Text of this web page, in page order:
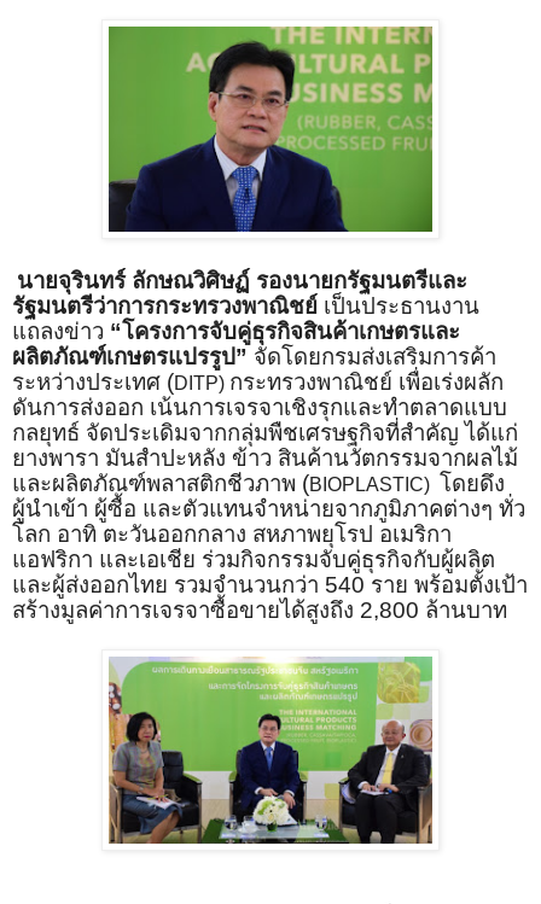
นายจุรินทร์ ลักษณวิศิษฏ์ รองนายกรัฐมนตรีและ
รัฐมนตรีว่าการกระทรวงพาณิชย์ เป็นประธานงาน
แถลงข่าว “โครงการจับคู่ธุรกิจสินค้าเกษตรและ
ผลิตภัณฑ์เกษตรแปรรูป” จัดโดยกรมส่งเสริมการค้า
ระหว่างประเทศ (DITP) กระทรวงพาณิชย์ เพื่อเร่งผลัก
ดันการส่งออก เน้นการเจรจาเชิงรุกและทำตลาดแบบ
กลยุทธ์ จัดประเดิมจากกลุ่มพืชเศรษฐกิจที่สำคัญ ได้แก่
ยางพารา มันสำปะหลัง ข้าว สินค้านวัตกรรมจากผลไม้
และผลิตภัณฑ์พลาสติกชีวภาพ (BIOPLASTIC) โดยดึง
ผู้นำเข้า ผู้ซื้อ และตัวแทนจำหน่ายจากภูมิภาคต่างๆ ทั่ว
โลก อาทิ ตะวันออกกลาง สหภาพยุโรป อเมริกา
แอฟริกา และเอเชีย ร่วมกิจกรรมจับคู่ธุรกิจกับผู้ผลิต
และผู้ส่งออกไทย รวมจำนวนกว่า 540 ราย พร้อมตั้งเป้า
สร้างมูลค่าการเจรจาซื้อขายได้สูงถึง 2,800 ล้านบาท